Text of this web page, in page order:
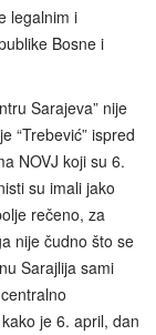
legalnim i
Bosne i
Sarajeva” nije
“Trebević” ispred
NOVJ koji su 6.
su imali jako
rečeno, za
nije čudno što se
Sarajlija sami
je 6. april, dan